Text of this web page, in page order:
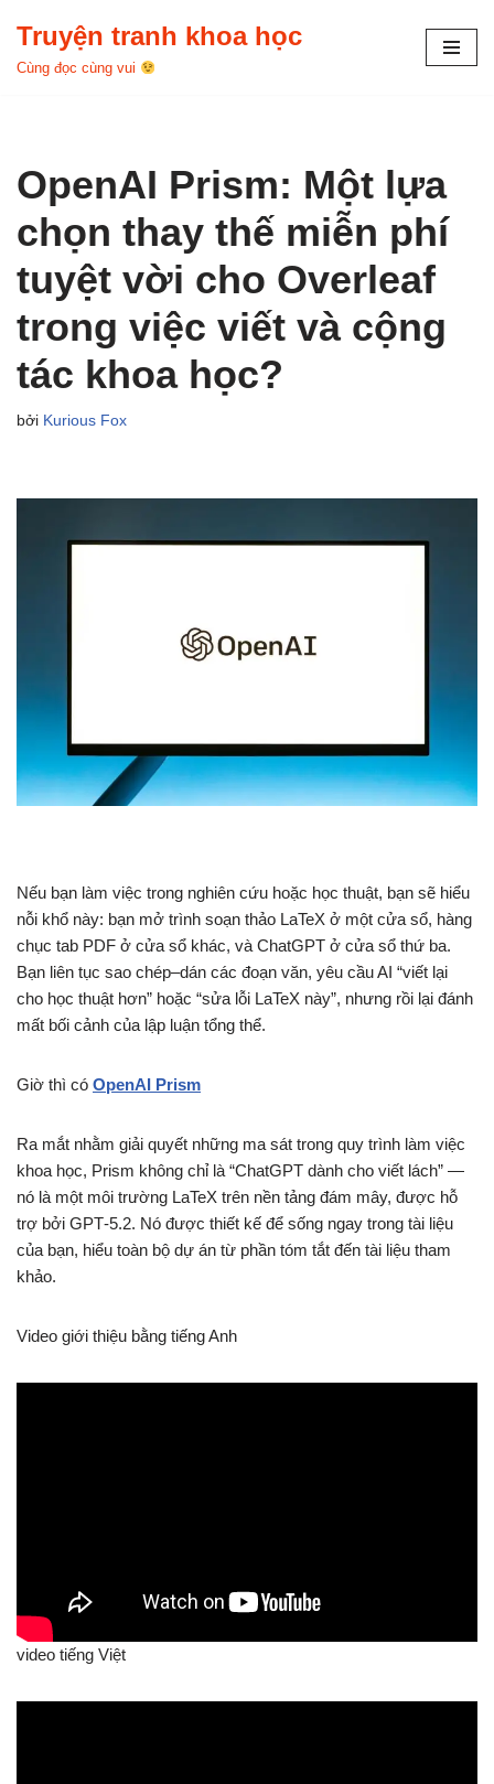
Chuyển
Truyện tranh khoa học
Cùng đọc cùng vui
OpenAI Prism: Một lựa
chọn thay thế miễn phí
tuyệt vời cho Overleaf
trong việc viết và cộng
tác khoa học?
bởi Kurious Fox
Nếu bạn làm việc trong nghiên cứu hoặc học thuật, bạn sẽ hiểu
nỗi khổ này: bạn mở trình soạn thảo LaTeX ở một cửa sổ, hàng
chục tab PDF ở cửa sổ khác, và ChatGPT ở cửa sổ thứ ba.
Bạn liên tục sao chép–dán các đoạn văn, yêu cầu AI “viết lại
cho học thuật hơn” hoặc “sửa lỗi LaTeX này”, nhưng rồi lại đánh
mất bối cảnh của lập luận tổng thể.
Giờ thì có OpenAI Prism
Ra mắt nhằm giải quyết những ma sát trong quy trình làm việc
khoa học, Prism không chỉ là “ChatGPT dành cho viết lách” —
nó là một môi trường LaTeX trên nền tảng đám mây, được hỗ
trợ bởi GPT‑5.2. Nó được thiết kế để sống ngay trong tài liệu
của bạn, hiểu toàn bộ dự án từ phần tóm tắt đến tài liệu tham
khảo.
Video giới thiệu bằng tiếng Anh
video tiếng Việt